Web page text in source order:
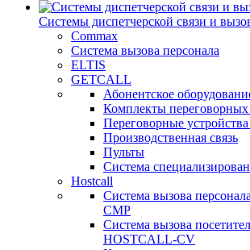
Системы диспетчерской связи и
Commax
Cистема вызова персонала
ELTIS
GETCALL
Абонентское
Комплекты
Переговорные
Производственная связь
Пульты
Система
Hostcall
Cистема вызова
CMP
Cистема вызова
HOSTCALL-CV